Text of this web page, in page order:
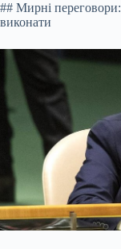
## Мирні переговори:
виконати